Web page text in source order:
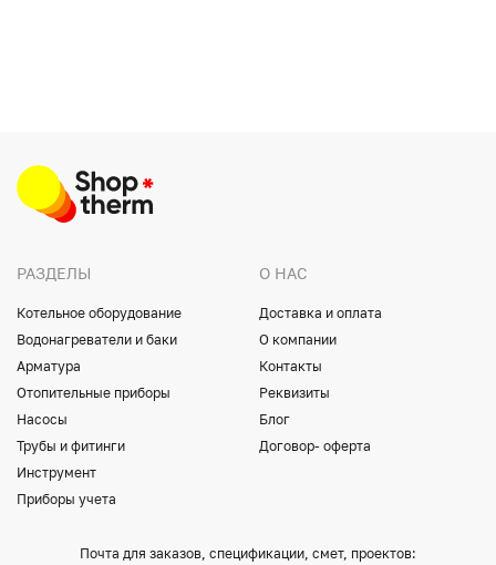
РАЗДЕЛЫ
Котельное оборудование
Водонагреватели и баки
Арматура
Отопительные приборы
Насосы
Трубы и фитинги
Инструмент
Приборы учета
О НАС
Доставка и оплата
О компании
Контакты
Реквизиты
Блог
Договор- оферта
Почта для заказов, спецификации, смет, проектов: